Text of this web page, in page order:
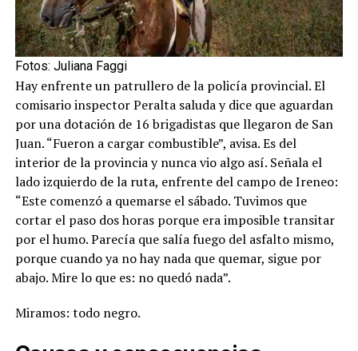
Fotos: Juliana Faggi
Hay enfrente un patrullero de la policía provincial. El
comisario inspector Peralta saluda y dice que aguardan
por una dotación de 16 brigadistas que llegaron de San
Juan. “Fueron a cargar combustible”, avisa. Es del
interior de la provincia y nunca vio algo así. Señala el
lado izquierdo de la ruta, enfrente del campo de Ireneo:
“Este comenzó a quemarse el sábado. Tuvimos que
cortar el paso dos horas porque era imposible transitar
por el humo. Parecía que salía fuego del asfalto mismo,
porque cuando ya no hay nada que quemar, sigue por
abajo. Mire lo que es: no quedó nada”.
Miramos: todo negro.